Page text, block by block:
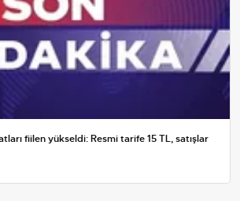
fiilen yükseldi: Resmi tarife 15 TL, satışlar